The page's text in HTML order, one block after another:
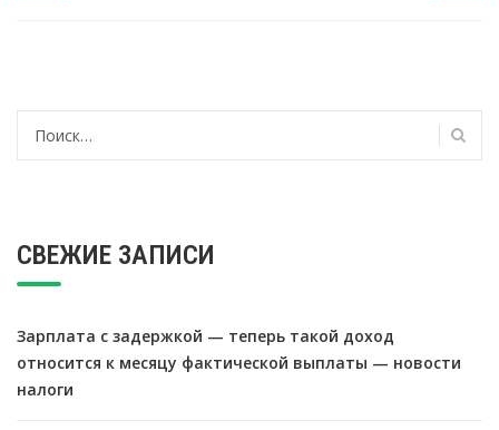
СВЕЖИЕ ЗАПИСИ
Зарплата с задержкой — теперь такой доход
относится к месяцу фактической выплаты — новости
налоги